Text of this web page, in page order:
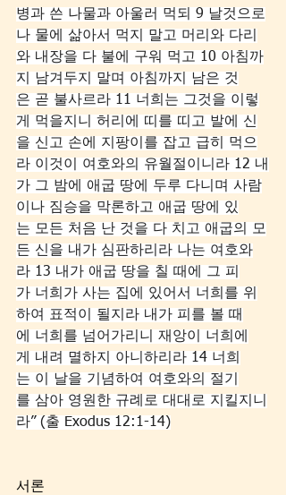
병과 쓴 나물과 아울러 먹되 9 날것으로
나 물에 삶아서 먹지 말고 머리와 다리
와 내장을 다 불에 구워 먹고 10 아침까
지 남겨두지 말며 아침까지 남은 것
은 곧 불사르라 11 너희는 그것을 이렇
게 먹을지니 허리에 띠를 띠고 발에 신
을 신고 손에 지팡이를 잡고 급히 먹으
라 이것이 여호와의 유월절이니라 12 내
가 그 밤에 애굽 땅에 두루 다니며 사람
이나 짐승을 막론하고 애굽 땅에 있
는 모든 처음 난 것을 다 치고 애굽의 모
든 신을 내가 심판하리라 나는 여호와
라 13 내가 애굽 땅을 칠 때에 그 피
가 너희가 사는 집에 있어서 너희를 위
하여 표적이 될지라 내가 피를 볼 때
에 너희를 넘어가리니 재앙이 너희에
게 내려 멸하지 아니하리라 14 너희
는 이 날을 기념하여 여호와의 절기
를 삼아 영원한 규례로 대대로 지킬지니
라” (출 Exodus 12:1-14)
서론